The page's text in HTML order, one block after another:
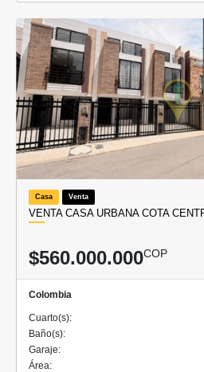
Casa Venta
VENTA CASA URBANA COTA
$560.000.000COP
Colombia
Cuarto(s):
Baño(s):
Garaje:
Área: